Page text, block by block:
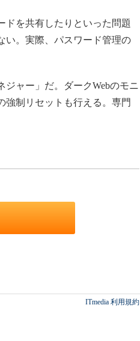
を共有したりといった問題
い。実際、パスワード管理の
ャー」だ。ダークWebのモニ
強制リセットも行える。専門
ITmedia 利用規約